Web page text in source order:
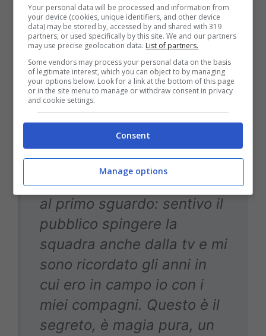
l’alchimia. La squadra è
forte, l’allenatore è
fenomenale e queste
componenti vanno a
insieme a un pubblico che
soffia e manda in orbita
l’insieme. Io l’ho vissuto, è
una sensazione difficile da
spiegare ma che è tangibile
al primo sguardo: sentivo il
pubblico spingere la
squadra anche dalla tv e mi
sono ricordato gli anni in
cui ero in campo io con i
miei compagni. Questo è il
segreto, è magia pura, un
Your personal data will be processed and information from
your device (cookies, unique identifiers, and other device
data) may be stored by, accessed by and shared with 319
partners, or used specifically by this site. We and our partners
may use precise geolocation data. List of partners.
Some vendors may process your personal data on the basis
of legitimate interest, which you can object to by managing
your options below. Look for a link at the bottom of this page
or in the site menu to manage or withdraw consent in privacy
and cookie settings.
Consent
Manage options